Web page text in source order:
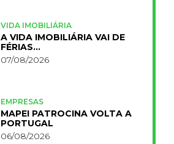
VIDA IMOBILIÁRIA
A VIDA IMOBILIÁRIA VAI DE
FÉRIAS…
07/08/2026
EMPRESAS
MAPEI PATROCINA VOLTA A
PORTUGAL
06/08/2026